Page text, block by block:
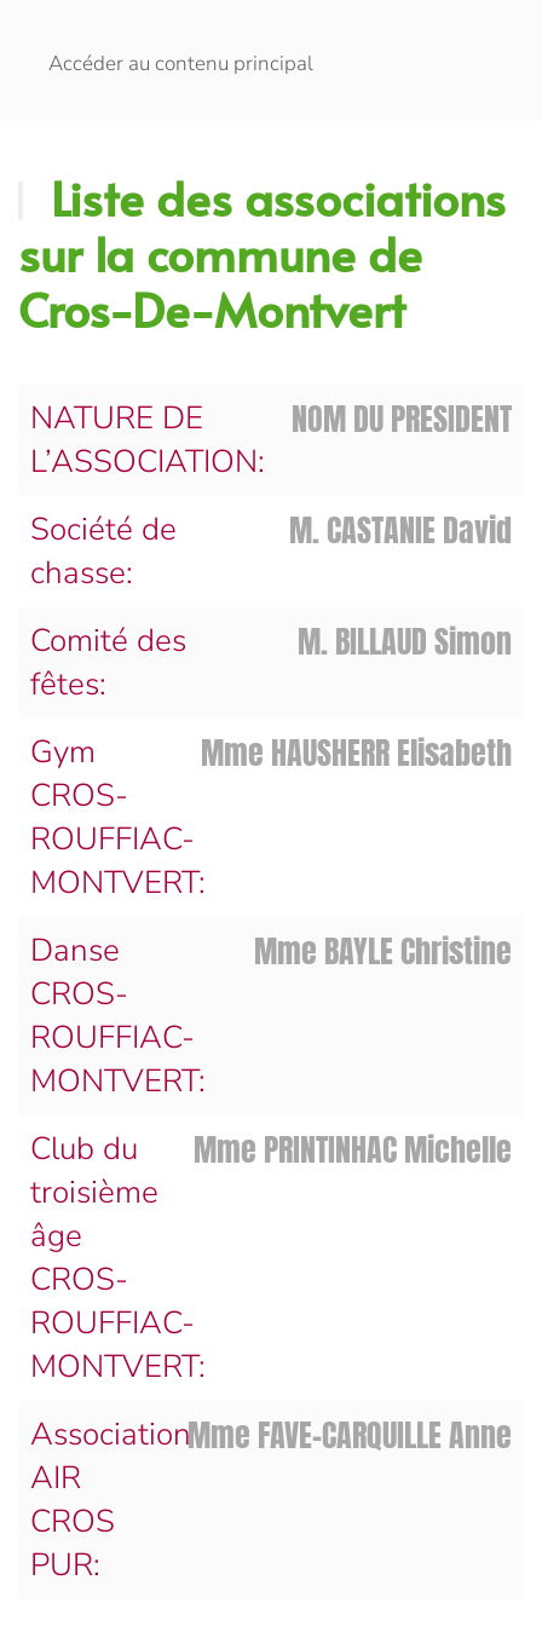
Accéder au contenu principal
Liste des associations
sur la commune de
Cros-De-Montvert
NATURE DE
L’ASSOCIATION:
NOM DU PRESIDENT
Société de
chasse:
M. CASTANIE David
Comité des
fêtes:
M. BILLAUD Simon
Gym
CROS-
ROUFFIAC-
MONTVERT:
Mme HAUSHERR Elisabeth
Danse
CROS-
ROUFFIAC-
MONTVERT:
Mme BAYLE Christine
Club du
troisième
âge
CROS-
ROUFFIAC-
MONTVERT:
Mme PRINTINHAC Michelle
Association
AIR
CROS
PUR:
Mme FAVE-CARQUILLE Anne